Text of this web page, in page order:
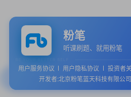
粉笔
听课刷题、就用粉笔
用户服务协议 用户隐私协议 投资者
开发者:北京粉笔蓝天科技有限公司